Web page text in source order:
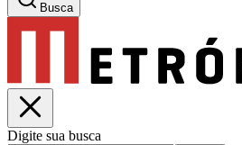
Busca
Digite sua busca